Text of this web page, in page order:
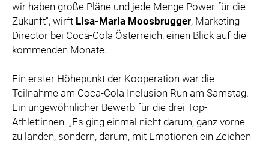
wir haben große Pläne und jede Menge Power für die
Zukunft", wirft Lisa-Maria Moosbrugger, Marketing
Director bei Coca-Cola Österreich, einen Blick auf die
kommenden Monate.
Ein erster Höhepunkt der Kooperation war die
Teilnahme am Coca-Cola Inclusion Run am Samstag.
Ein ungewöhnlicher Bewerb für die drei Top-
Athlet:innen. „Es ging einmal nicht darum, ganz vorne
zu landen, sondern, darum, mit Emotionen ein Zeichen